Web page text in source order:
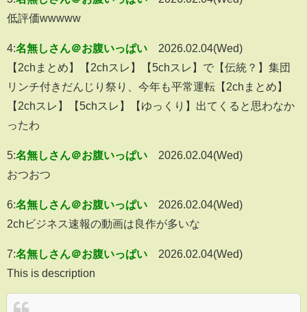
低評価wwwww
4:名無しさん＠お腹いっぱい
2026.02.04(Wed)
【2chまとめ】【2chスレ】【5chスレ】で【伝統？】集団
リンチ付きだんじり祭り、今年も平常運転【2chまとめ】
【2chスレ】【5chスレ】【ゆっくり】出てくると思わなか
ったわ
5:名無しさん＠お腹いっぱい
2026.02.04(Wed)
おつおつ
6:名無しさん＠お腹いっぱい
2026.02.04(Wed)
2chビジネス速報の動画は良作が多いな
7:名無しさん＠お腹いっぱい
2026.02.04(Wed)
This is description